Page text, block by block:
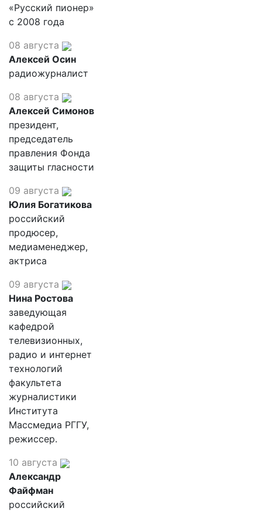
«Русский пионер»
с 2008 года
08 августа
Алексей Осин
радиожурналист
08 августа
Алексей Симонов
президент,
председатель
правления Фонда
защиты гласности
09 августа
Юлия Богатикова
российский
продюсер,
медиаменеджер,
актриса
09 августа
Нина Ростова
заведующая
кафедрой
телевизионных,
радио и интернет
технологий
факультета
журналистики
Института
Массмедиа РГГУ,
режиссер.
10 августа
Александр
Файфман
российский